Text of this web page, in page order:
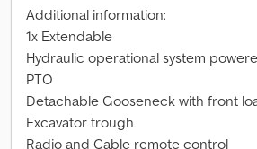
Additional information:
1x Extendable
Hydraulic operational system
PTO
Detachable Gooseneck with front
Excavator trough
Radio and Cable remote control